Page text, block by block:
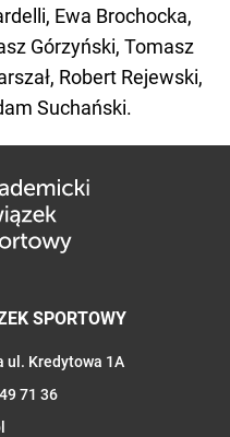
Ewa Brochocka,
Górzyński, Tomasz
Robert Rejewski,
Suchański.
SPORTOWY
ul. Kredytowa 1A
71 36